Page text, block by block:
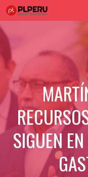
Saltar
al
contenido
SIGUEN